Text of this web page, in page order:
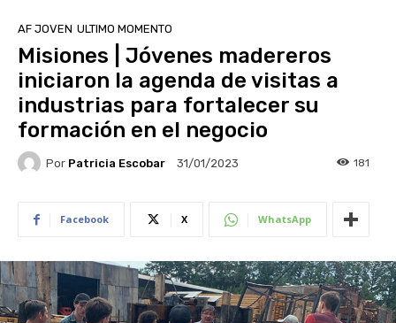
AF JOVEN ULTIMO MOMENTO
Misiones | Jóvenes madereros
iniciaron la agenda de visitas a
industrias para fortalecer su
formación en el negocio
Por Patricia Escobar 31/01/2023 181
Facebook X WhatsApp